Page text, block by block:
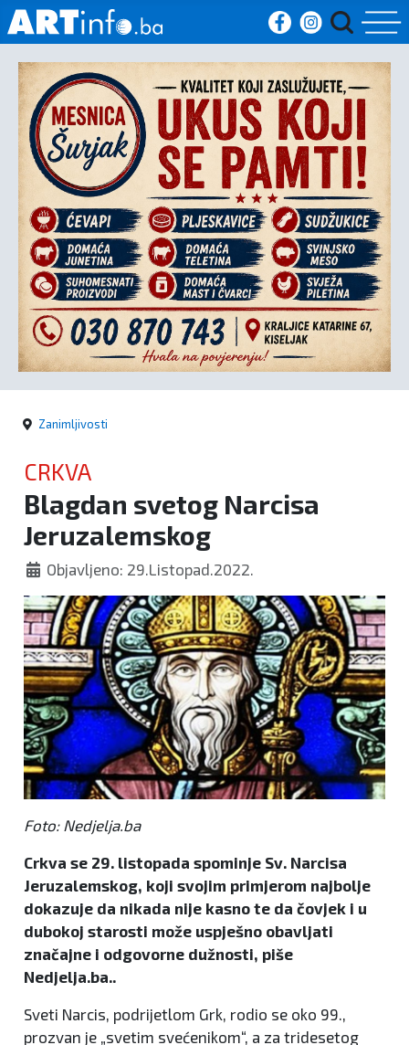
Početna
Vijesti
Sport
Kultura
Crna
kronika
Politika
Zanimljivosti
CRKVA
Blagdan svetog Narcisa
Jeruzalemskog
Objavljeno: 29.Listopad.2022.
Foto: Nedjelja.ba
Crkva se 29. listopada spominje Sv. Narcisa
Jeruzalemskog, koji svojim primjerom najbolje
dokazuje da nikada nije kasno te da čovjek i u
dubokoj starosti može uspješno obavljati
značajne i odgovorne dužnosti, piše
Nedjelja.ba..
Sveti Narcis, podrijetlom Grk, rodio se oko 99.,
prozvan je „svetim svećenikom“, a za tridesetog